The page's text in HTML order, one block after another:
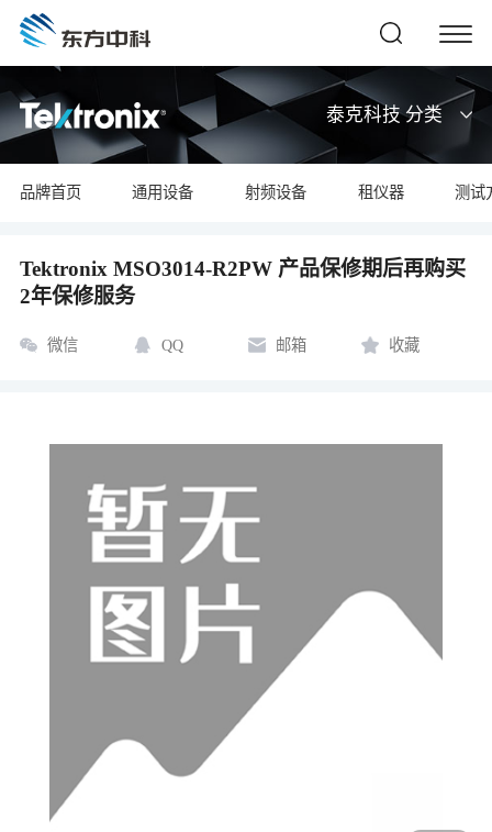
泰克科技 分类
品牌首页 通用设备 射频设备 租仪器 测试
Tektronix MSO3014-R2PW 产品保修期后再购买
2年保修服务
微信 QQ 邮箱 收藏